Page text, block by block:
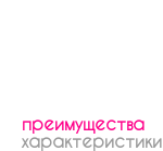
преимущества
характеристики